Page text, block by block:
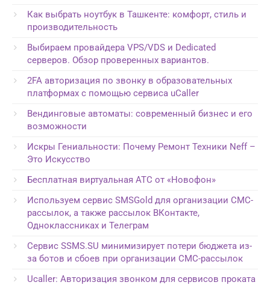
Как выбрать ноутбук в Ташкенте: комфорт, стиль и
производительность
Выбираем провайдера VPS/VDS и Dedicated
серверов. Обзор проверенных вариантов.
2FA авторизация по звонку в образовательных
платформах с помощью сервиса uCaller
Вендинговые автоматы: современный бизнес и его
возможности
Искры Гениальности: Почему Ремонт Техники Neff –
Это Искусство
Бесплатная виртуальная АТС от «Новофон»
Используем сервис SMSGold для организации СМС-
рассылок, а также рассылок ВКонтакте,
Одноклассниках и Телеграм
Сервис SSMS.SU минимизирует потери бюджета из-
за ботов и сбоев при организации СМС-рассылок
Ucaller: Авторизация звонком для сервисов проката